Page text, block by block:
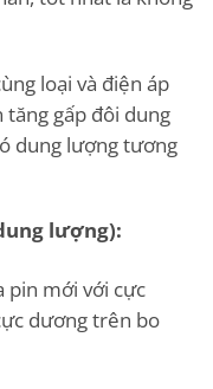
loại và điện áp
gấp đôi dung
dung lượng tương
lượng):
pin mới với cực
dương trên bo